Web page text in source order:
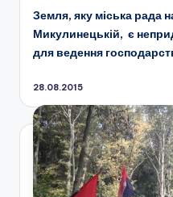
Земля, яку міська рада
Микулинецькій, є
для ведення
28.08.2015